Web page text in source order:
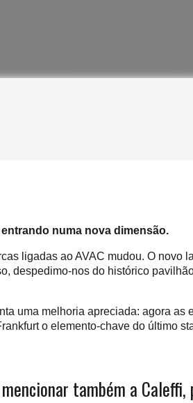
numa nova dimensão.
ligadas ao AVAC mudou. O
despedimo-nos do histórico
uma melhoria apreciada: agora
o elemento-chave do último
também a